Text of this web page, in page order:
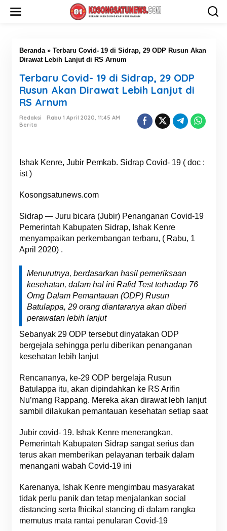
Beranda» Terbaru Covid- 19 di Sidrap, 29 ODP Rusun Akan
Dirawat Lebih Lanjut di RS Arnum
Terbaru Covid- 19 di Sidrap, 29 ODP
Rusun Akan Dirawat Lebih Lanjut di
RS Arnum
Redaksi
Rabu 1 April 2020, 11:45 AM
Berita
Ishak Kenre, Jubir Pemkab. Sidrap Covid- 19 ( doc :
ist )
Kosongsatunews.com
Sidrap — Juru bicara (Jubir) Penanganan Covid-19
Pemerintah Kabupaten Sidrap, Ishak Kenre
menyampaikan perkembangan terbaru, ( Rabu, 1
April 2020) .
Menurutnya, berdasarkan hasil pemeriksaan
kesehatan, dalam hal ini Rafid Test terhadap 76
Orng Dalam Pemantauan (ODP) Rusun
Batulappa, 29 orang diantaranya akan diberi
perawatan lebih lanjut
Sebanyak 29 ODP tersebut dinyatakan ODP
bergejala sehingga perlu diberikan penanganan
kesehatan lebih lanjut
Rencananya, ke-29 ODP bergelaja Rusun
Batulappa itu, akan dipindahkan ke RS Arifin
Nu’mang Rappang. Mereka akan dirawat lebh lanjut
sambil dilakukan pemantauan kesehatan setiap saat
Jubir covid- 19. Ishak Kenre menerangkan,
Pemerintah Kabupaten Sidrap sangat serius dan
terus akan memberikan pelayanan terbaik dalam
menangani wabah Covid-19 ini
Karenanya, Ishak Kenre mengimbau masyarakat
tidak perlu panik dan tetap menjalankan social
distancing serta fhicikal stancing di dalam rangka
memutus mata rantai penularan Covid-19